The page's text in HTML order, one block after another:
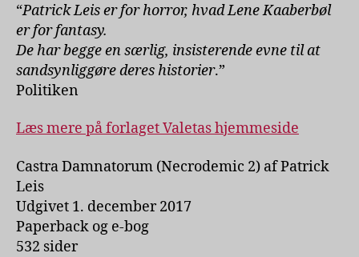
“Patrick Leis er for horror, hvad Lene Kaaberbøl
er for fantasy.
De har begge en særlig, insisterende evne til at
sandsynliggøre deres historier.”
Politiken
Læs mere på forlaget Valetas hjemmeside
Castra Damnatorum (Necrodemic 2) af Patrick
Leis
Udgivet 1. december 2017
Paperback og e-bog
532 sider